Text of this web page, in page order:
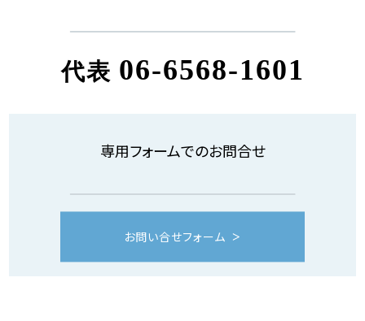
代表 06-6568-1601
専用フォームでのお問合せ
お問い合せフォーム